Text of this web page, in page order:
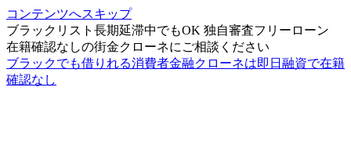
コンテンツへスキップ
ブラックリスト長期延滞中でもOK 独自審査フリーローン
在籍確認なしの街金クローネにご相談ください
ブラックでも借りれる消費者金融クローネは即日融資で在籍
確認なし